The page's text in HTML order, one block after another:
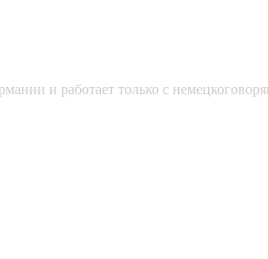
и работает только с